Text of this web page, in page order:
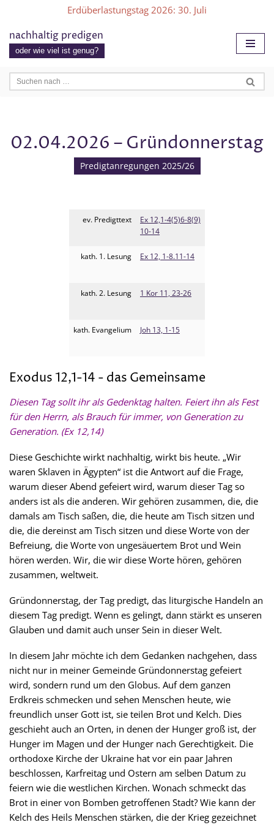
Zum
Inhalt
Erdüberlastungstag 2026: 30. Juli
nachhaltig predigen
oder wie viel ist genug?
02.04.2026 – Gründonnerstag
Predigtanregungen 2025/26
ev. Predigttext
kath. 1. Lesung
kath. 2. Lesung
kath. Evangelium
Ex 12,1-4(5)6-8(9)
10-14
Ex 12, 1-8.11-14
1 Kor 11, 23-26
Joh 13, 1-15
Exodus 12,1-14 - das Gemeinsame
Diesen Tag sollt ihr als Gedenktag halten. Feiert ihn als Fest
für den Herrn, als Brauch für immer, von Generation zu
Generation. (Ex 12,14)
Diese Geschichte wirkt nachhaltig, wirkt bis heute. „Wir
waren Sklaven in Ägypten“ ist die Antwort auf die Frage,
warum dieser Abend gefeiert wird, warum dieser Tag so
anders ist als die anderen. Wir gehören zusammen, die, die
damals am Tisch saßen, die, die heute am Tisch sitzen und
die, die dereinst am Tisch sitzen und diese Worte von der
Befreiung, die Worte von ungesäuertem Brot und Wein
hören werden. Wir, die wir diese Worte hören, gehören
zusammen, weltweit.
Gründonnerstag, der Tag predigt, das liturgische Handeln an
diesem Tag predigt. Wenn es gelingt, dann stärkt es unseren
Glauben und damit auch unser Sein in dieser Welt.
In diesem Jahr möchte ich dem Gedanken nachgehen, dass
nicht nur in meiner Gemeinde Gründonnerstag gefeiert
wird, sondern rund um den Globus. Auf dem ganzen
Erdkreis schmecken und sehen Menschen heute, wie
freundlich unser Gott ist, sie teilen Brot und Kelch. Dies
geschieht auch an Orten, in denen der Hunger groß ist, der
Hunger im Magen und der Hunger nach Gerechtigkeit. Die
orthodoxe Kirche der Ukraine hat vor ein paar Jahren
beschlossen, Karfreitag und Ostern am selben Datum zu
feiern wie die westlichen Kirchen. Wonach schmeckt das
Brot in einer von Bomben getroffenen Stadt? Wie kann der
Kelch des Heils Menschen stärken, die der Krieg gezeichnet